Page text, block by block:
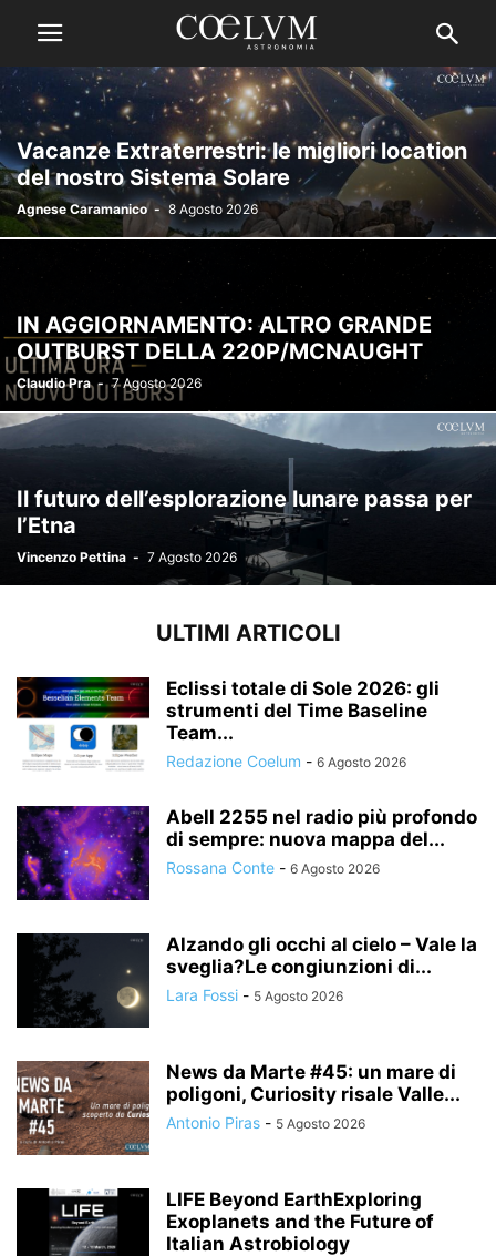
Vacanze Extraterrestri: le migliori location
del nostro Sistema Solare
Agnese Caramanico - 8 Agosto 2026
IN AGGIORNAMENTO: ALTRO GRANDE
OUTBURST DELLA 220P/MCNAUGHT
Claudio Pra - 7 Agosto 2026
Il futuro dell’esplorazione lunare passa per
l’Etna
Vincenzo Pettina - 7 Agosto 2026
ULTIMI ARTICOLI
Eclissi totale di Sole 2026: gli
strumenti del Time Baseline
Team...
Redazione Coelum - 6 Agosto 2026
Abell 2255 nel radio più profondo
di sempre: nuova mappa del...
Rossana Conte - 6 Agosto 2026
Alzando gli occhi al cielo – Vale la
sveglia?Le congiunzioni di...
Lara Fossi - 5 Agosto 2026
News da Marte #45: un mare di
poligoni, Curiosity risale Valle...
Antonio Piras - 5 Agosto 2026
LIFE Beyond EarthExploring
Exoplanets and the Future of
Italian Astrobiology